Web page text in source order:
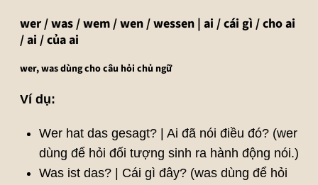
wer / was / wem / wen / wessen | ai / cái gì / cho ai
/ ai / của ai
wer, was dùng cho câu hỏi chủ ngữ
Ví dụ:
Wer hat das gesagt? | Ai đã nói điều đó? (wer
dùng để hỏi đối tượng sinh ra hành động nói.)
Was ist das? | Cái gì đây? (was dùng để hỏi